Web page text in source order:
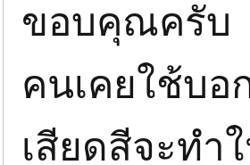
ขอบคุณครับ
คนเคยใช้บอ
เสียดสีจะทำ